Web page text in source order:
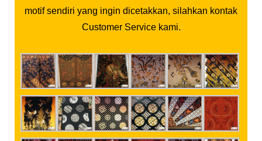
motif sendiri yang ingin dicetakkan, silahkan kontak
Customer Service kami.